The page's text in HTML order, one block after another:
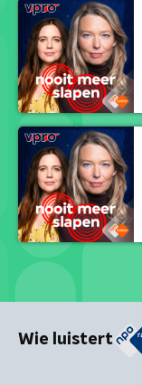
Wie luistert